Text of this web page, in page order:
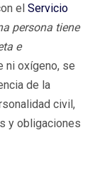
el Servicio
persona tiene
e
ni oxígeno, se
de la
civil,
y obligaciones